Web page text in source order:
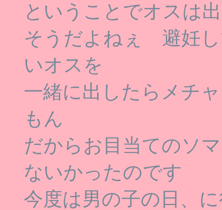
ということでオスは
そうだよねぇ 避妊
いオスを
一緒に出したらメチ
もん
だからお目当てのソ
ないかったのです
今度は男の子の日、